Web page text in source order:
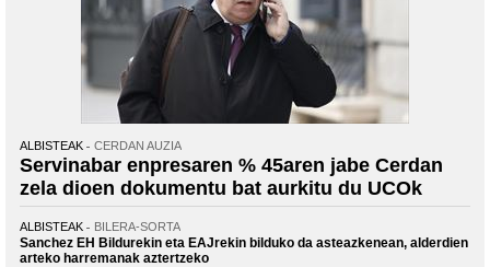
ALBISTEAK CERDAN AUZIA
Servinabar enpresaren % 45aren jabe Cerdan
zela dioen dokumentu bat aurkitu du UCOk
ALBISTEAK BILERA-SORTA
Sanchez EH Bildurekin eta EAJrekin bilduko da asteazkenean, alderdien
arteko harremanak aztertzeko